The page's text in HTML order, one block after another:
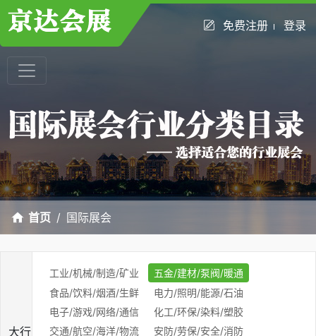
免费注册 登录
首页 国际展会
大行
工业/机械/制造/矿业
五金/建材/泵阀/暖通
食品/饮料/烟酒/生鲜
电力/照明/能源/石油
电子/游戏/网络/通信
化工/环保/染料/塑胶
交通/航空/海洋/物流
安防/劳保/安全/消防